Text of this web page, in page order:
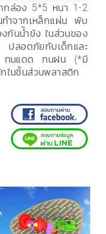
กกล่อง 5*5 หนา 1-2
ำจากเหล็กแผ่น พับ
กันน้ำขัง ในส่วนของ
ปลอดภัยกับเด็กและ
ทนแดด ทนฝน (*มี
ในชิ้นส่วนพลาสติก